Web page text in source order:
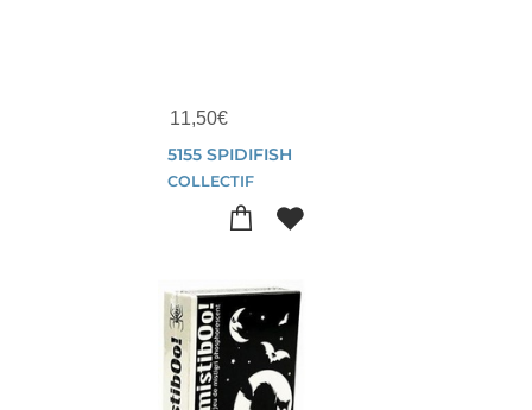
11,50€
5155 SPIDIFISH
COLLECTIF